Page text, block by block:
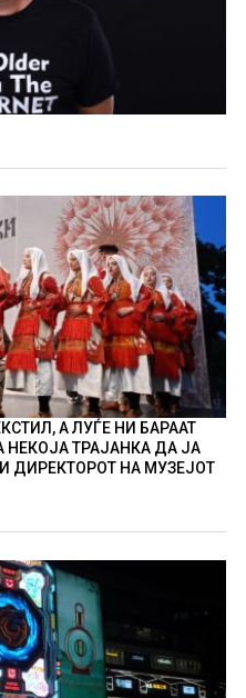
А ЛУЃЕ НИ БАРААТ
НЕКОЈА ТРАЈАНКА ДА ЈА
ДИРЕКТОРОТ НА МУЗЕЈОТ